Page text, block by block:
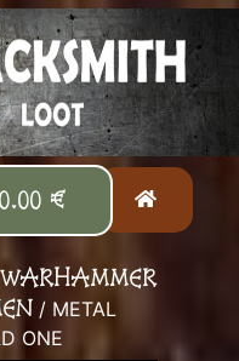
School
€
WARHAMMER
/ METAL
ONE